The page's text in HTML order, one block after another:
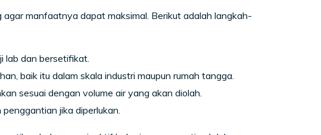
manfaatnya dapat maksimal. Berikut adalah langkah-
lab dan bersetifikat.
baik itu dalam skala industri maupun rumah tangga.
sesuai dengan volume air yang akan diolah.
jika diperlukan.